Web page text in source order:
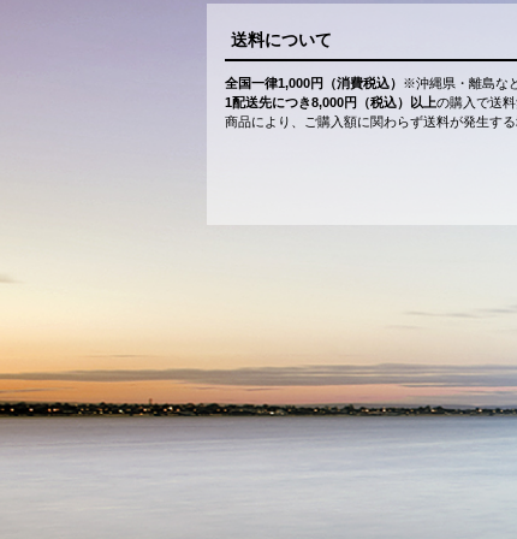
送料について
全国一律1,000円（消費税込） ※沖縄県・離島な
1配送先につき8,000円（税込）以上の購入で送
商品により、ご購入額に関わらず送料が発生する